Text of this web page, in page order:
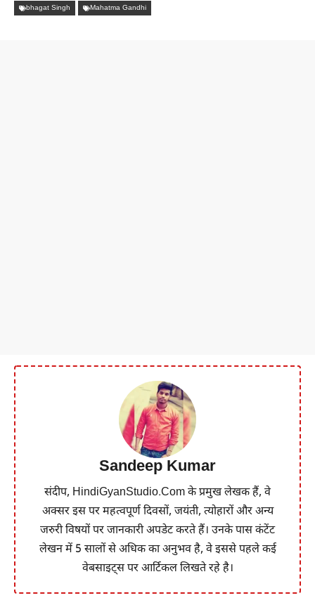
bhagat Singh Mahatma Gandhi
Sandeep Kumar
संदीप, HindiGyanStudio.Com के प्रमुख लेखक हैं, वे
अक्सर इस पर महत्वपूर्ण दिवसों, जयंती, त्योहारों और अन्य
जरुरी विषयों पर जानकारी अपडेट करते हैं। उनके पास कंटेंट
लेखन में 5 सालों से अधिक का अनुभव है, वे इससे पहले कई
वेबसाइट्स पर आर्टिकल लिखते रहे है।